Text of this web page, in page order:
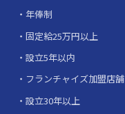
年俸制
固定給25万円以上
設立5年以内
フランチャイズ加盟店舗
設立30年以上